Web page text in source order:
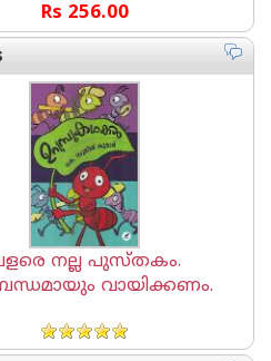
Rs 256.00
നല്ല പുസ്തകം.
വായിക്കണം.